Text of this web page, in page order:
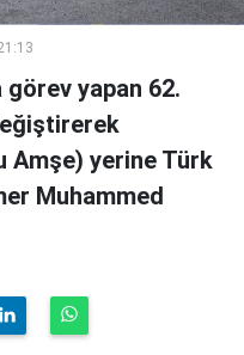
yapan 62.
Amşe) yerine Türk
Muhammed